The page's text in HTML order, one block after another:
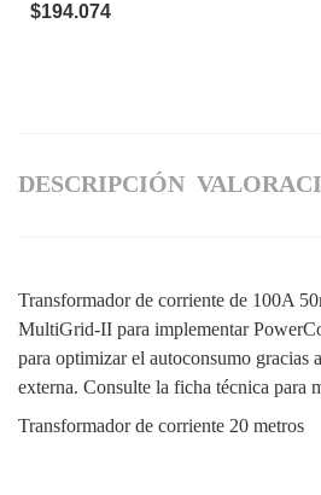
$194.074
DESCRIPCIÓN
Transformador de corriente de 100A
MultiGrid-II para implementar
para optimizar el autoconsumo gracias
externa. Consulte la ficha técnica para
Transformador de corriente 20 metros